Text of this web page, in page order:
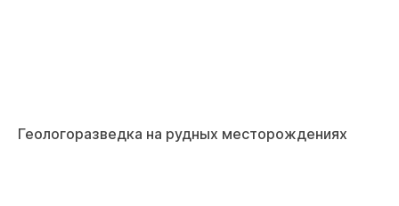
Геологоразведка на рудных месторождениях